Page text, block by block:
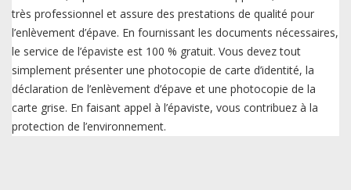
très professionnel et assure des prestations de qualité pour
l’enlèvement d’épave. En fournissant les documents nécessaires,
le service de l’épaviste est 100 % gratuit. Vous devez tout
simplement présenter une photocopie de carte d’identité, la
déclaration de l’enlèvement d’épave et une photocopie de la
carte grise. En faisant appel à l’épaviste, vous contribuez à la
protection de l’environnement.